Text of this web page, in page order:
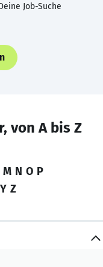
Job-Suche
von A bis Z
M N O P
Y Z